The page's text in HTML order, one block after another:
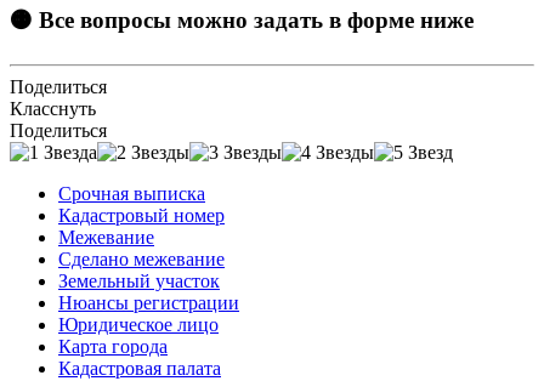
🟠 Все вопросы можно задать в форме ниже
Поделиться
Класснуть
Поделиться
Срочная выписка
Кадастровый номер
Межевание
Сделано межевание
Земельный участок
Нюансы регистрации
Юридическое лицо
Карта города
Кадастровая палата